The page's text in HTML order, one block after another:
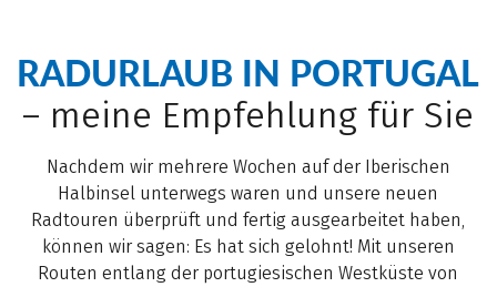
RADURLAUB IN PORTUGAL
– meine Empfehlung für Sie
Nachdem wir mehrere Wochen auf der Iberischen
Halbinsel unterwegs waren und unsere neuen
Radtouren überprüft und fertig ausgearbeitet haben,
können wir sagen: Es hat sich gelohnt! Mit unseren
Routen entlang der portugiesischen Westküste von